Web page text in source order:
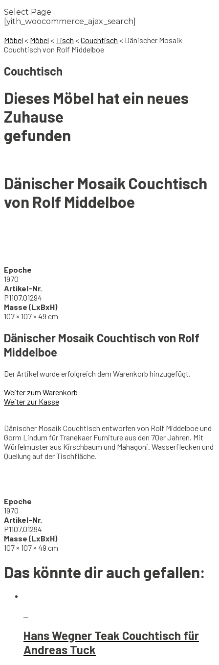
Select Page
[yith_woocommerce_ajax_search]
Möbel < Möbel <Tisch <Couchtisch < Dänischer Mosaik
Couchtisch von Rolf Middelboe
Couchtisch
Dieses Möbel hat ein neues
Zuhause
gefunden
Dänischer Mosaik Couchtisch
von Rolf Middelboe
Epoche
1970
Artikel-Nr.
P1107.01294
Masse (LxBxH)
107 × 107 × 49 cm
Dänischer Mosaik Couchtisch von Rolf
Middelboe
Der Artikel wurde erfolgreich dem Warenkorb hinzugefügt.
Weiter zum Warenkorb
Weiter zur Kasse
Dänischer Mosaik Couchtisch entworfen von Rolf Middelboe und
Gorm Lindum für Tranekaer Furniture aus den 70er Jahren. Mit
Würfelmuster aus Kirschbaum und Mahagoni. Wasserflecken und
Quellung auf der Tischfläche.
Epoche
1970
Artikel-Nr.
P1107.01294
Masse (LxBxH)
107 × 107 × 49 cm
Das könnte dir auch gefallen:
Hans Wegner Teak Couchtisch für
Andreas Tuck